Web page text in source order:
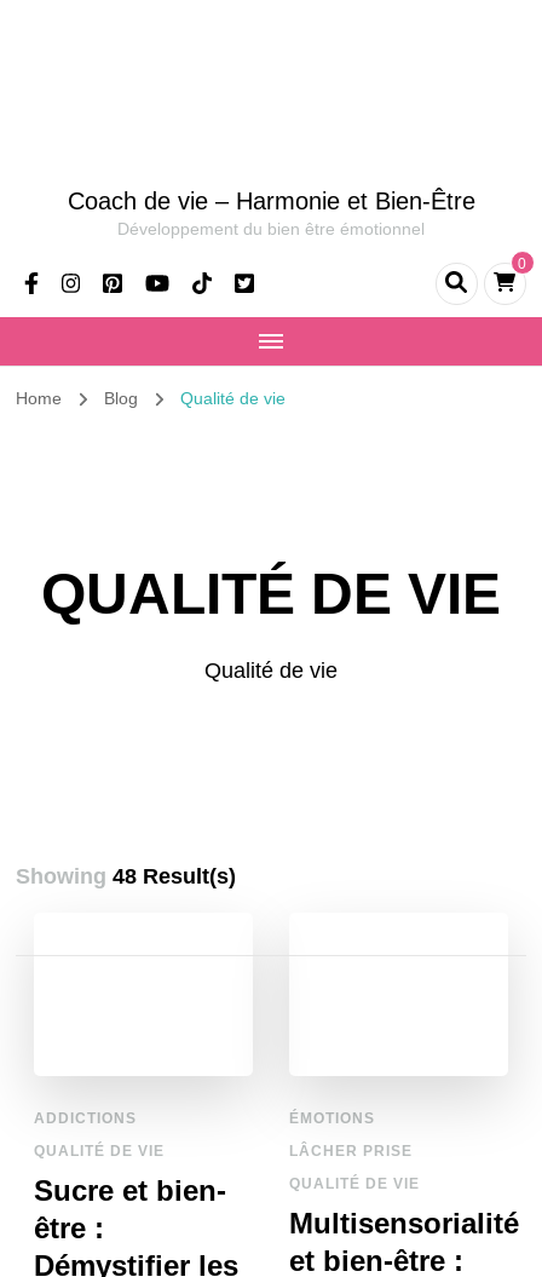
Coach de vie – Harmonie et Bien-Être
Développement du bien être émotionnel
0
Home Blog Qualité de vie
QUALITÉ DE VIE
Qualité de vie
Showing48 Result(s)
ADDICTIONS
QUALITÉ DE VIE
Sucre et bien-
être :
Démystifier les
ÉMOTIONS
LÂCHER PRISE
QUALITÉ DE VIE
Multisensorialité
et bien-être :
publications